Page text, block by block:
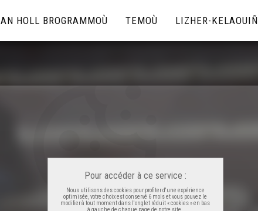
AN HOLL BROGRAMMOÙ TEMOÙ LIZHER-KELAOUIÑ
Pour accéder à ce service :
Nous utilisons des cookies pour profiter d'une expérience
optimisée, votre choix est conservé 6 mois et vous pouvez le
modifier à tout moment dans l'onglet réduit « cookies » en bas
à gauche de chaque page de notre site.